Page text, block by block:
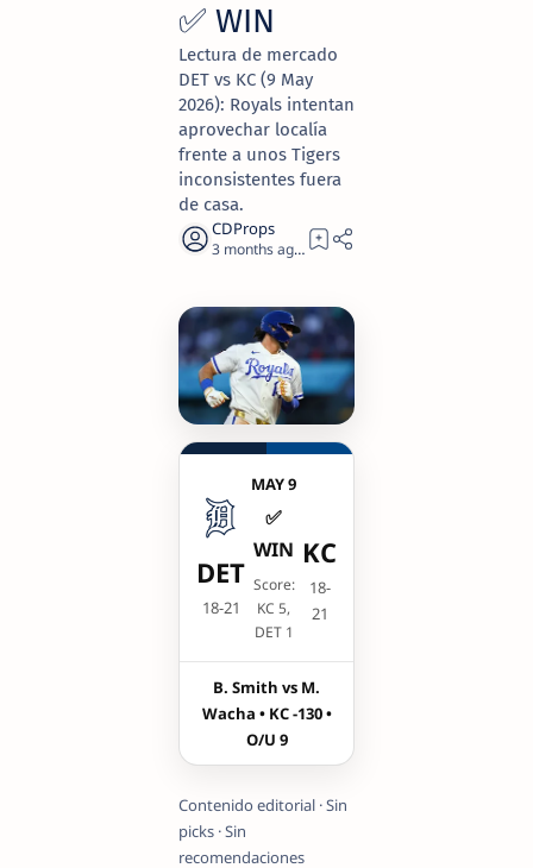
✅ WIN
Lectura de mercado
DET vs KC (9 May
2026): Royals intentan
aprovechar localía
frente a unos Tigers
inconsistentes fuera
de casa.
3 months ago 2
DET
18-21
MAY 9
✅
WIN
Score:
KC 5,
DET 1
KC
18-
21
B. Smith vs M.
Wacha • KC -130 •
O/U 9
Contenido editorial · Sin
picks · Sin
recomendaciones